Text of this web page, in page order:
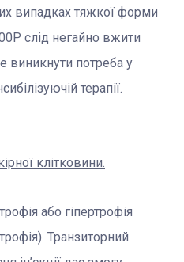
випадках тяжкої форми
слід негайно вжити
виникнути потреба у
терапії.
клітковини.
або гіпертрофія
Транзиторний